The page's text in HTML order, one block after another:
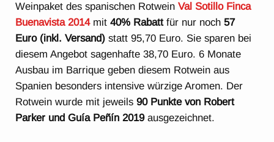
Weinpaket des spanischen RotweinVal Sotillo Finca
Buenavista 2014mit40% Rabattfür nur noch57
Euro (inkl. Versand) statt 95,70 Euro. Sie sparen bei
diesem Angebot sagenhafte 38,70 Euro. 6 Monate
Ausbau im Barrique geben diesem Rotwein aus
Spanien besonders intensive würzige Aromen. Der
Rotwein wurde mit jeweils90 Punkte von Robert
Parker und Guía Peñín 2019ausgezeichnet.